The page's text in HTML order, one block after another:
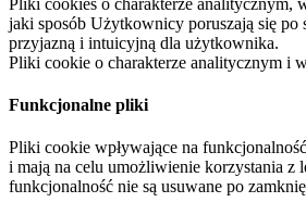
jaki sposób Użytkownicy poruszają się
przyjazną i intuicyjną dla użytkownika.
Pliki cookie o charakterze analitycznym i
Funkcjonalne pliki
Pliki cookie wpływające na
i mają na celu umożliwienie korzystania
funkcjonalność nie są usuwane po